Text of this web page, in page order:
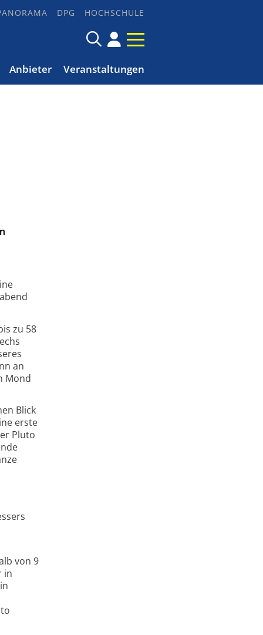
DPG HOCHSCHULE
Anbieter Veranstaltungen
zu 58
an
Mond
Blick
erste
Pluto
von 9
in